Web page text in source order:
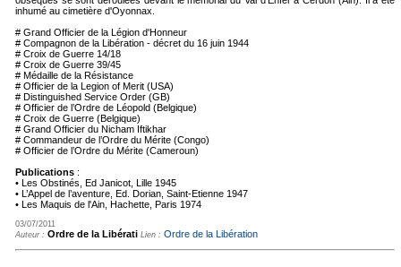
inhumé au cimetière d'Oyonnax.
# Grand Officier de la Légion d'Honneur
# Compagnon de la Libération - décret du 16 juin 1944
# Croix de Guerre 14/18
# Croix de Guerre 39/45
# Médaille de la Résistance
# Officier de la Legion of Merit (USA)
# Distinguished Service Order (GB)
# Officier de l’Ordre de Léopold (Belgique)
# Croix de Guerre (Belgique)
# Grand Officier du Nicham Iftikhar
# Commandeur de l’Ordre du Mérite (Congo)
# Officier de l’Ordre du Mérite (Cameroun)
Publications :
• Les Obstinés, Ed Janicot, Lille 1945
• L’Appel de l’aventure, Ed. Dorian, Saint-Etienne 1947
• Les Maquis de l'Ain, Hachette, Paris 1974
03/07/2011
Auteur : Ordre de la Libérati Lien : Ordre de la Libération